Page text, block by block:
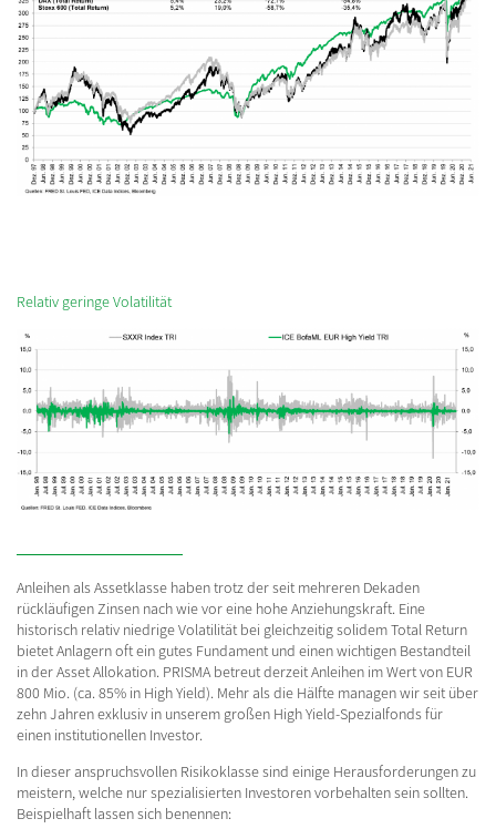
Relativ geringe Volatilität
Anleihen als Assetklasse haben trotz der seit mehreren Dekaden
rückläufigen Zinsen nach wie vor eine hohe Anziehungskraft. Eine
historisch relativ niedrige Volatilität bei gleichzeitig solidem Total Return
bietet Anlagern oft ein gutes Fundament und einen wichtigen Bestandteil
in der Asset Allokation. PRISMA betreut derzeit Anleihen im Wert von EUR
800 Mio. (ca. 85% in High Yield). Mehr als die Hälfte managen wir seit über
zehn Jahren exklusiv in unserem großen High Yield-Spezialfonds für
einen institutionellen Investor.
In dieser anspruchsvollen Risikoklasse sind einige Herausforderungen zu
meistern, welche nur spezialisierten Investoren vorbehalten sein sollten.
Beispielhaft lassen sich benennen: